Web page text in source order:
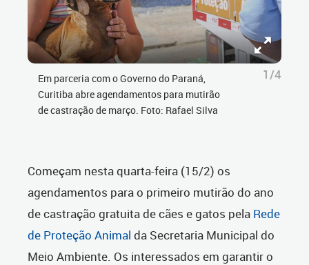
Em parceria com o Governo do Paraná,
Curitiba abre agendamentos para mutirão
de castração de março. Foto: Rafael Silva
1/4
Começam nesta quarta-feira (15/2) os
agendamentos para o primeiro mutirão do ano
de castração gratuita de cães e gatos pela Rede
de Proteção Animal da Secretaria Municipal do
Meio Ambiente. Os interessados em garantir o